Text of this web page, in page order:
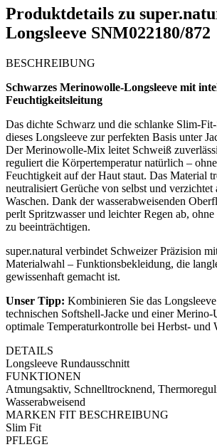
Produktdetails zu
Longsleeve SNM022180/872
BESCHREIBUNG
Schwarzes Merinowolle-Longsleeve mit
Feuchtigkeitsleitung
Das dichte Schwarz und die schlanke Slim-
dieses Longsleeve zur perfekten Basis unter
Der Merinowolle-Mix leitet Schweiß
reguliert die Körpertemperatur natürlich –
Feuchtigkeit auf der Haut staut. Das Material
neutralisiert Gerüche von selbst und verzichtet
Waschen. Dank der wasserabweisenden
perlt Spritzwasser und leichter Regen ab,
zu beeinträchtigen.
super.natural verbindet Schweizer Präzision
Materialwahl – Funktionsbekleidung, die
gewissenhaft gemacht ist.
Unser Tipp: Kombinieren Sie das
technischen Softshell-Jacke und einer Merino-
optimale Temperaturkontrolle bei Herbst- und
DETAILS
Longsleeve Rundausschnitt
FUNKTIONEN
Atmungsaktiv, Schnelltrocknend,
Wasserabweisend
MARKEN FIT BESCHREIBUNG
Slim Fit
PFLEGE